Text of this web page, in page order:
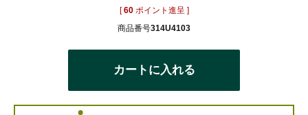
[ 60 ポイント進呈 ]
商品番号314U4103
カートに入れる